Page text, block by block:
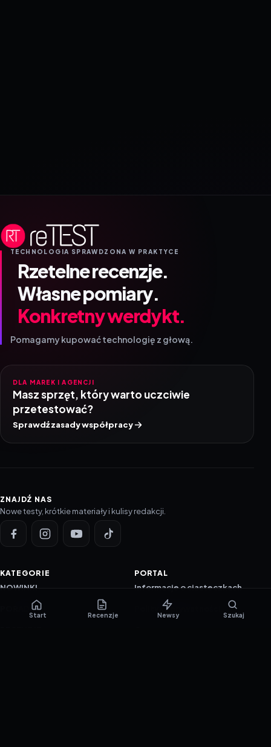
TECHNOLOGIA SPRAWDZONA W PRAKTYCE
Rzetelne recenzje.
Własne pomiary.
Konkretny werdykt.
Pomagamy kupować technologię z głową.
DLA MAREK I AGENCJI
Masz sprzęt, który warto uczciwie
przetestować?
Sprawdź zasady współpracy
ZNAJDŹ NAS
Nowe testy, krótkie materiały i kulisy redakcji.
KATEGORIE
NOWINKI
PORADNIKI
PORTAL
Informacje o ciasteczkach
Polityka prywatności
Start Recenzje Newsy Szukaj